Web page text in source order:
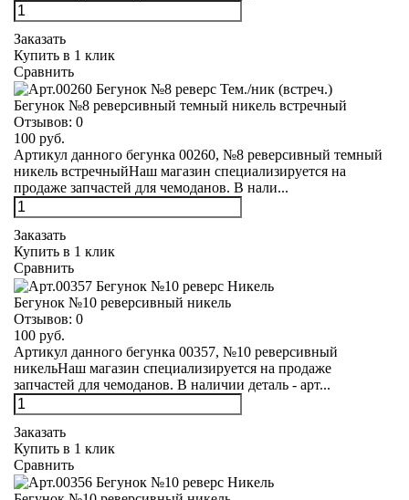
Заказать
Купить в 1 клик
Сравнить
Бегунок №8 реверсивный темный никель встречный
Отзывов: 0
100 руб.
Артикул данного бегунка 00260, №8 реверсивный темный
никель встречныйНаш магазин специализируется на
продаже запчастей для чемоданов. В нали...
Заказать
Купить в 1 клик
Сравнить
Бегунок №10 реверсивный никель
Отзывов: 0
100 руб.
Артикул данного бегунка 00357, №10 реверсивный
никельНаш магазин специализируется на продаже
запчастей для чемоданов. В наличии деталь - арт...
Заказать
Купить в 1 клик
Сравнить